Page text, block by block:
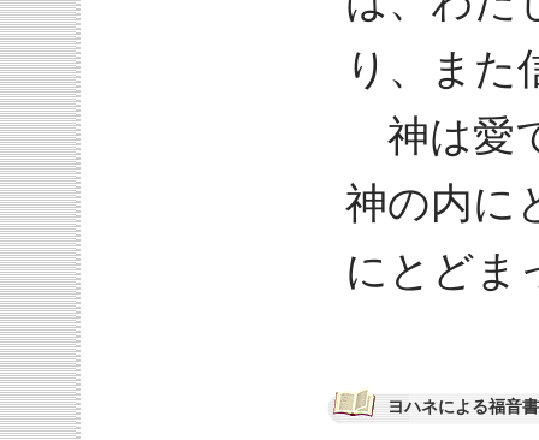
り、また
神は愛
神の内に
にとどま
ヨハネによる福音